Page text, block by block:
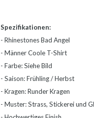
Spezifikationen:
- Rhinestones Bad Angel
- Männer Coole T-Shirt
- Farbe: Siehe Bild
- Saison: Frühling / Herbst
- Kragen: Runder Kragen
- Muster: Strass, Stickerei und